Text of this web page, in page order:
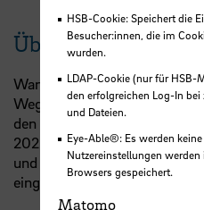
Über 125 Jahre
Wandel und Kontinuität
Weg von den 105
den etwa 8.700
2020 in den technischen,
und
eingeschrieben sind.
HSB-Cookie: Speichert die
Besucher:innen, die im
wurden.
LDAP-Cookie (nur für HSB-
den erfolgreichen Log-In
und Dateien.
Eye-Able®: Es werden
Nutzereinstellungen werden
Browsers gespeichert.
Matomo